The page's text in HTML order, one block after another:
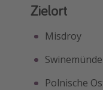
Zielort
Misdroy
Swinemünde
Polnische